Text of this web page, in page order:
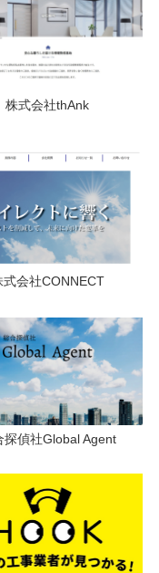
株式会社thAnk
式会社CONNECT
探偵社Global Agent